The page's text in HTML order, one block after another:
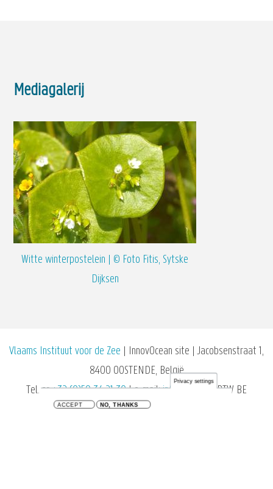
Mediagalerij
Witte winterpostelein | © Foto Fitis, Sytske
Dijksen
Vlaams Instituut voor de Zee | InnovOcean site | Jacobsenstraat 1,
8400 OOSTENDE, België
Tel. nr+32 (0)59 34 21 30| e-mail:info@vliz.be
| BTW BE
0466.279.196 |privacy en cookiebeleid
Privacy settings
ACCEPT NO, THANKS